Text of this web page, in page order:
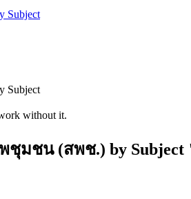
without it.
มชน (สพช.) by Subject